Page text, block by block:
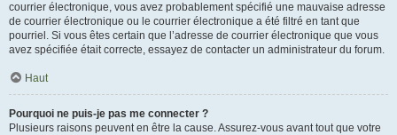
courrier électronique, vous avez probablement spécifié une mauvaise adresse
de courrier électronique ou le courrier électronique a été filtré en tant que
pourriel. Si vous êtes certain que l’adresse de courrier électronique que vous
avez spécifiée était correcte, essayez de contacter un administrateur du forum.
Haut
Pourquoi ne puis-je pas me connecter ?
Plusieurs raisons peuvent en être la cause. Assurez-vous avant tout que votre